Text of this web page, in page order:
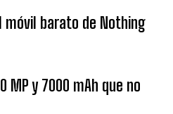
móvil barato de Nothing
MP y 7000 mAh que no